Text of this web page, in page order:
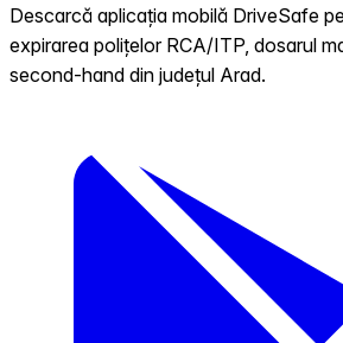
Descarcă aplicația mobilă DriveSafe
expirarea polițelor RCA/ITP, dosarul
second-hand din județul Arad.